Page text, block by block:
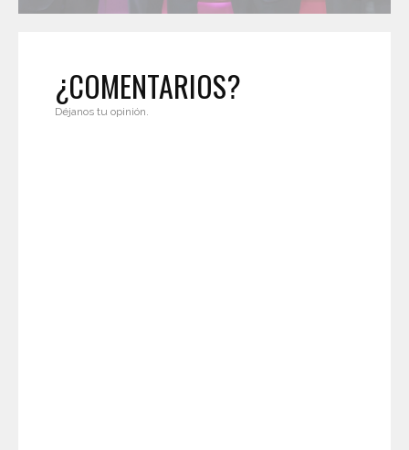
¿COMENTARIOS?
Déjanos tu opinión.